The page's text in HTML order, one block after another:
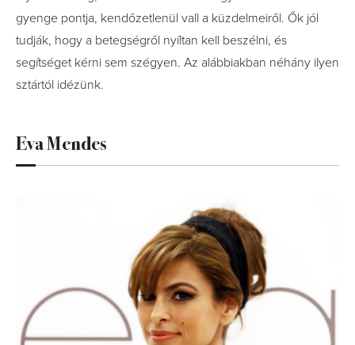
gyenge pontja, kendőzetlenül vall a küzdelmeiről. Ők jól
tudják, hogy a betegségről nyíltan kell beszélni, és
segítséget kérni sem szégyen. Az alábbiakban néhány ilyen
sztártól idézünk.
Eva Mendes